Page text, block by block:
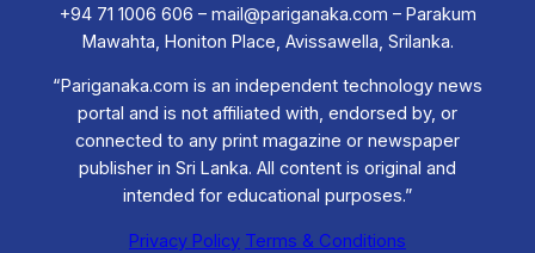
+94 71 1006 606 – mail@pariganaka.com – Parakum
Mawahta, Honiton Place, Avissawella, Srilanka.
“Pariganaka.com is an independent technology news
portal and is not affiliated with, endorsed by, or
connected to any print magazine or newspaper
publisher in Sri Lanka. All content is original and
intended for educational purposes.”
Privacy Policy Terms & Conditions